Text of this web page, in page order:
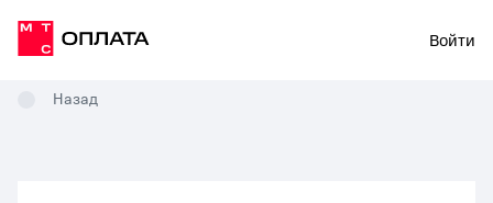
Войти
Назад